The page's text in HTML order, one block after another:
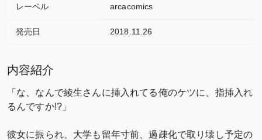
レーベル arcacomics
発売日 2018.11.26
内容紹介
「な、なんで綾生さんに挿入れてる俺のケツに、指挿入れ
るんですか!?」
彼女に振られ、大学も留年寸前、過疎化で取り壊し予定の